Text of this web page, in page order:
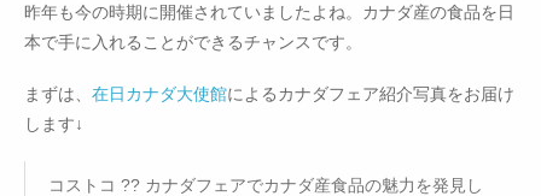
昨年も今の時期に開催されていましたよね。カナダ産の食品を日
本で手に入れることができるチャンスです。
まずは、 在日カナダ大使館によるカナダフェア紹介写真をお届け
します↓
コストコ ?? カナダフェアでカナダ産食品の魅力を発見し